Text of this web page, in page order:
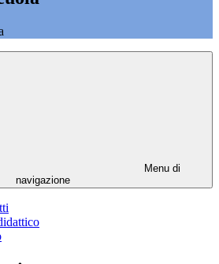
Menu di
navigazione